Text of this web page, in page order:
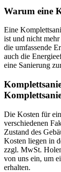
Warum eine
Eine
ist und nicht
die umfassende
auch die
eine Sanierung
Die Kosten für
verschiedenen
Zustand des
Kosten liegen in
zzgl. MwSt.
von uns ein, um
erhalten.